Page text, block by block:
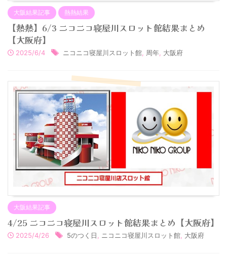
大阪結果記事 熱熱結果
【熱熱】6/3 ニコニコ寝屋川スロット館結果まとめ
【大阪府】
2025/6/4 ニコニコ寝屋川スロット館 周年 大阪府
大阪結果記事
4/25 ニコニコ寝屋川スロット館結果まとめ【大阪府】
2025/4/26 5のつく日 ニコニコ寝屋川スロット館 大阪府